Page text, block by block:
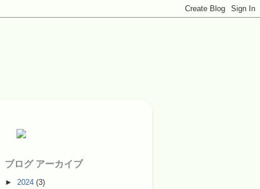
ブログ アーカイブ
► 2024 (3)